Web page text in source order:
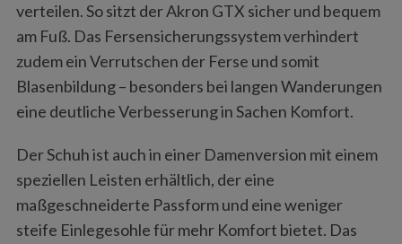
verteilen. So sitzt der Akron GTX sicher und bequem
am Fuß. Das Fersensicherungssystem verhindert
zudem ein Verrutschen der Ferse und somit
Blasenbildung – besonders bei langen Wanderungen
eine deutliche Verbesserung in Sachen Komfort.
Der Schuh ist auch in einer Damenversion mit einem
speziellen Leisten erhältlich, der eine
maßgeschneiderte Passform und eine weniger
steife Einlegesohle für mehr Komfort bietet. Das